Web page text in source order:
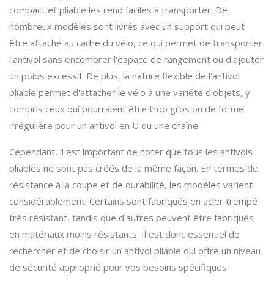
compact et pliable les rend faciles à transporter. De
nombreux modèles sont livrés avec un support qui peut
être attaché au cadre du vélo, ce qui permet de transporter
l'antivol sans encombrer l'espace de rangement ou d'ajouter
un poids excessif. De plus, la nature flexible de l'antivol
pliable permet d'attacher le vélo à une variété d'objets, y
compris ceux qui pourraient être trop gros ou de forme
irrégulière pour un antivol en U ou une chaîne.
Cependant, il est important de noter que tous les antivols
pliables ne sont pas créés de la même façon. En termes de
résistance à la coupe et de durabilité, les modèles varient
considérablement. Certains sont fabriqués en acier trempé
très résistant, tandis que d'autres peuvent être fabriqués
en matériaux moins résistants. Il est donc essentiel de
rechercher et de choisir un antivol pliable qui offre un niveau
de sécurité approprié pour vos besoins spécifiques.